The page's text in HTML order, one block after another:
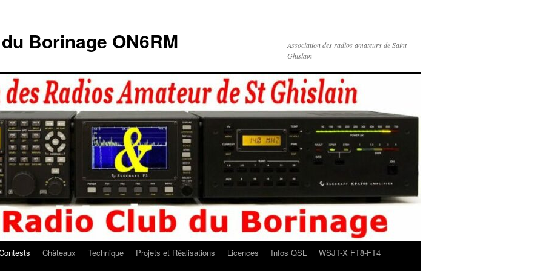
Borinage ON6RM
Association des radios amateurs de Saint
Ghislain
Châteaux Technique Projets et Réalisations Licences Infos QSL
WSJT-X FT8-FT4